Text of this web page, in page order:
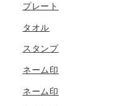
プレート
タオル
スタンプ
ネーム印
ネーム印